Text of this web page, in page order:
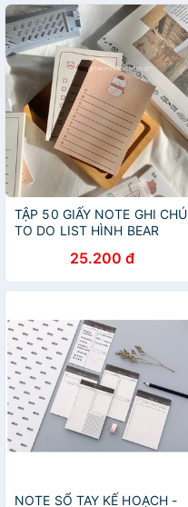
TẬP 50 GIẤY NOTE GHI CHÚ
TO DO LIST HÌNH BEAR
Tiệm nhà Chun
25.200 đ
NOTE SỔ TAY KẾ HOẠCH -